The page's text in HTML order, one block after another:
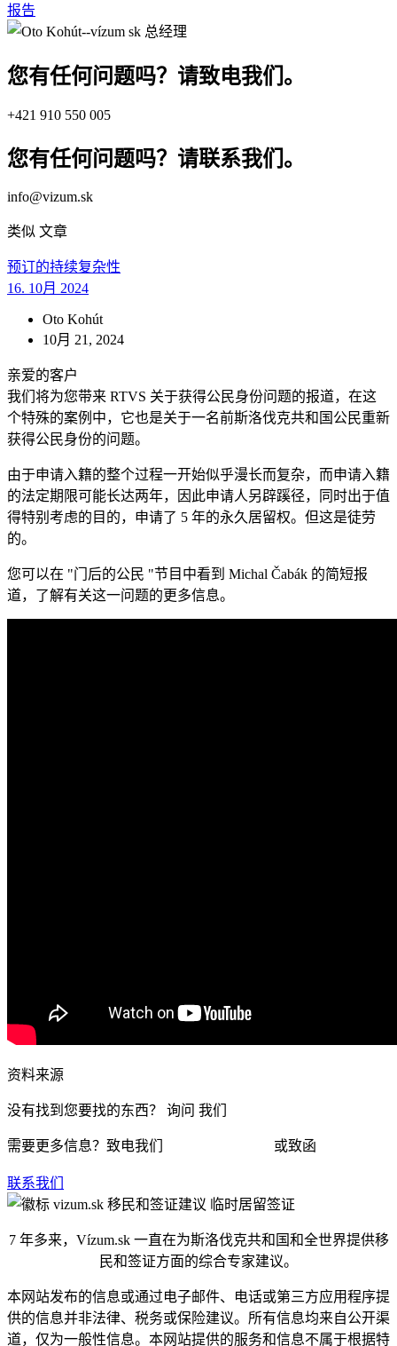
报告
您有任何问题吗？请致电我们。
+421 910 550 005
您有任何问题吗？请联系我们。
info@vizum.sk
类似 文章
预订的持续复杂性
16. 10月 2024
Oto Kohút
10月 21, 2024
亲爱的客户
我们将为您带来 RTVS 关于获得公民身份问题的报道，在这
个特殊的案例中，它也是关于一名前斯洛伐克共和国公民重新
获得公民身份的问题。
由于申请入籍的整个过程一开始似乎漫长而复杂，而申请入籍
的法定期限可能长达两年，因此申请人另辟蹊径，同时出于值
得特别考虑的目的，申请了 5 年的永久居留权。但这是徒劳
的。
您可以在 "门后的公民 "节目中看到 Michal Čabák 的简短报
道，了解有关这一问题的更多信息。
资料来源
没有找到您要找的东西？ 询问 我们
需要更多信息？致电我们
或致函
联系我们
7 年多来，Vízum.sk 一直在为斯洛伐克共和国和全世界提供移
民和签证方面的综合专家建议。
本网站发布的信息或通过电子邮件、电话或第三方应用程序提
供的信息并非法律、税务或保险建议。所有信息均来自公开渠
道，仅为一般性信息。本网站提供的服务和信息不属于根据特